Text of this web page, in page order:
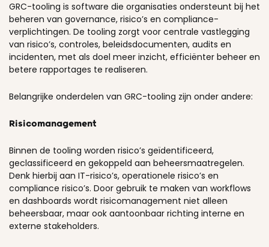
GRC-tooling is software die organisaties ondersteunt bij het
beheren van governance, risico’s en compliance-
verplichtingen. De tooling zorgt voor centrale vastlegging
van risico’s, controles, beleidsdocumenten, audits en
incidenten, met als doel meer inzicht, efficiënter beheer en
betere rapportages te realiseren.
Belangrijke onderdelen van GRC-tooling zijn onder andere:
Risicomanagement
Binnen de tooling worden risico’s geïdentificeerd,
geclassificeerd en gekoppeld aan beheersmaatregelen.
Denk hierbij aan IT-risico’s, operationele risico’s en
compliance risico’s. Door gebruik te maken van workflows
en dashboards wordt risicomanagement niet alleen
beheersbaar, maar ook aantoonbaar richting interne en
externe stakeholders.